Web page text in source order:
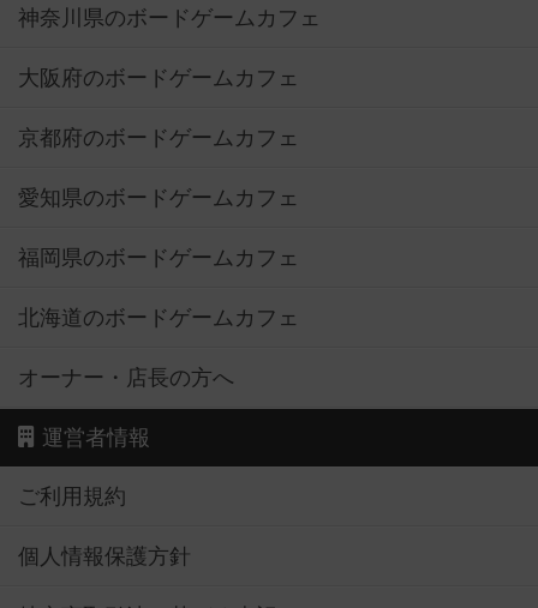
神奈川県のボードゲームカフェ
大阪府のボードゲームカフェ
京都府のボードゲームカフェ
愛知県のボードゲームカフェ
福岡県のボードゲームカフェ
北海道のボードゲームカフェ
オーナー・店長の方へ
運営者情報
ご利用規約
個人情報保護方針